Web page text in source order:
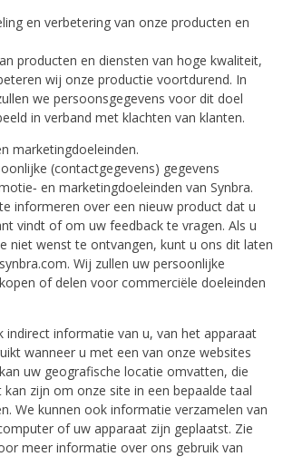
en verbetering van onze producten en
producten en diensten van hoge kwaliteit,
wij onze productie voortdurend. In
we persoonsgegevens voor dit doel
in verband met klachten van klanten.
marketingdoeleinden.
(contactgegevens) gegevens
en marketingdoeleinden van Synbra.
informeren over een nieuw product dat u
vindt of om uw feedback te vragen. Als u
niet wenst te ontvangen, kunt u ons dit laten
Wij zullen uw persoonlijke
of delen voor commerciële doeleinden
indirect informatie van u, van het apparaat
wanneer u met een van onze websites
uw geografische locatie omvatten, die
zijn om onze site in een bepaalde taal
We kunnen ook informatie verzamelen van
of uw apparaat zijn geplaatst. Zie
meer informatie over ons gebruik van